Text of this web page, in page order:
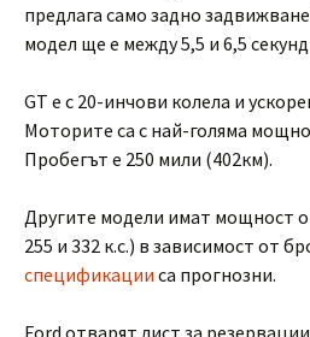
предлага само задно
модел ще е между 5,5 и 6,5
GT e с 20-инчови колела и
Моторите са с най-голяма
Пробегът е 250 мили (402км).
Другите модели имат мощност
255 и 332 к.с.) в зависимост от
спецификации са прогнозни.
Ford отварят лист за